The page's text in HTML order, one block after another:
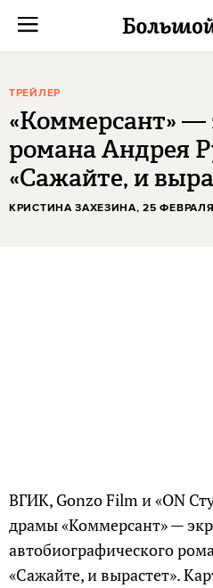
ТРЕЙЛЕР
«Коммерсант» —
романа Андрея
«Сажайте, и
КРИСТИНА ЗАХЕЗИНА, 25
ВГИК, Gonzo Film и «ON
драмы «Коммерсант» —
автобиографического
«Сажайте, и вырастет».